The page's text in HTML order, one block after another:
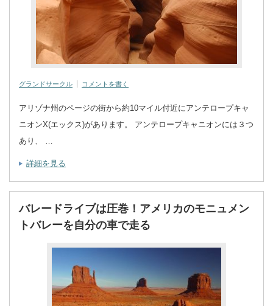
グランドサークル コメントを書く
アリゾナ州のページの街から約10マイル付近にアンテロープキャ
ニオンX(エックス)があります。 アンテロープキャニオンには３つ
あり、 …
詳細を見る
バレードライブは圧巻！アメリカのモニュメン
トバレーを自分の車で走る